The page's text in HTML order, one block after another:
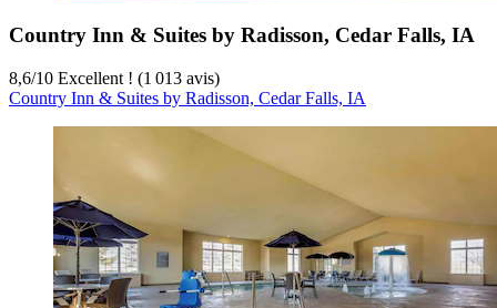
Country Inn & Suites by Radisson, Cedar Falls, IA
8,6/10 Excellent ! (1 013 avis)
Country Inn & Suites by Radisson, Cedar Falls, IA